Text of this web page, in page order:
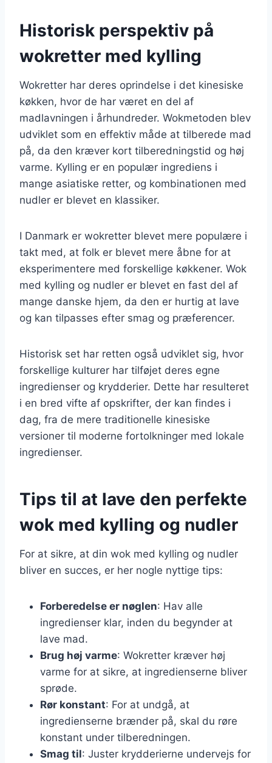
Historisk perspektiv på
wokretter med kylling
Wokretter har deres oprindelse i det kinesiske
køkken, hvor de har været en del af
madlavningen i århundreder. Wokmetoden blev
udviklet som en effektiv måde at tilberede mad
på, da den kræver kort tilberedningstid og høj
varme. Kylling er en populær ingrediens i
mange asiatiske retter, og kombinationen med
nudler er blevet en klassiker.
I Danmark er wokretter blevet mere populære i
takt med, at folk er blevet mere åbne for at
eksperimentere med forskellige køkkener. Wok
med kylling og nudler er blevet en fast del af
mange danske hjem, da den er hurtig at lave
og kan tilpasses efter smag og præferencer.
Historisk set har retten også udviklet sig, hvor
forskellige kulturer har tilføjet deres egne
ingredienser og krydderier. Dette har resulteret
i en bred vifte af opskrifter, der kan findes i
dag, fra de mere traditionelle kinesiske
versioner til moderne fortolkninger med lokale
ingredienser.
Tips til at lave den perfekte
wok med kylling og nudler
For at sikre, at din wok med kylling og nudler
bliver en succes, er her nogle nyttige tips:
Forberedelse er nøglen: Hav alle
ingredienser klar, inden du begynder at
lave mad.
Brug høj varme: Wokretter kræver høj
varme for at sikre, at ingredienserne bliver
sprøde.
Rør konstant: For at undgå, at
ingredienserne brænder på, skal du røre
konstant under tilberedningen.
Smag til: Juster krydderierne undervejs for